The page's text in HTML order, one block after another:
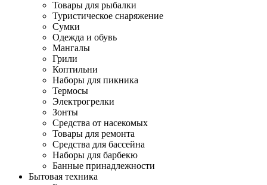
Товары для рыбалки
Туристическое снаряжение
Сумки
Одежда и обувь
Мангалы
Грили
Коптильни
Наборы для пикника
Термосы
Электрогрелки
Зонты
Средства от насекомых
Товары для ремонта
Средства для бассейна
Наборы для барбекю
Банные принадлежности
Бытовая техника